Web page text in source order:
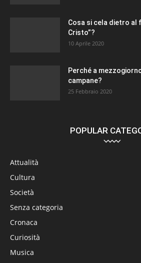
Cosa si cela dietro al
Cristo”?
10 Aprile 2020
Perché a
campane?
25 Febbraio 2020
POPULAR
Attualità
Cultura
Società
Senza categoria
Cronaca
Curiosità
Musica